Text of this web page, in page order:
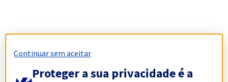
Continuar sem aceitar
Proteger a sua privacidade é a